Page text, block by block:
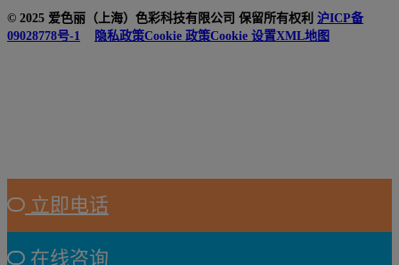
© 2025 爱色丽（上海）色彩科技有限公司 保留所有权利 沪ICP备
09028778号-1
隐私政策Cookie 政策Cookie 设置XML地图
立即电话
在线咨询